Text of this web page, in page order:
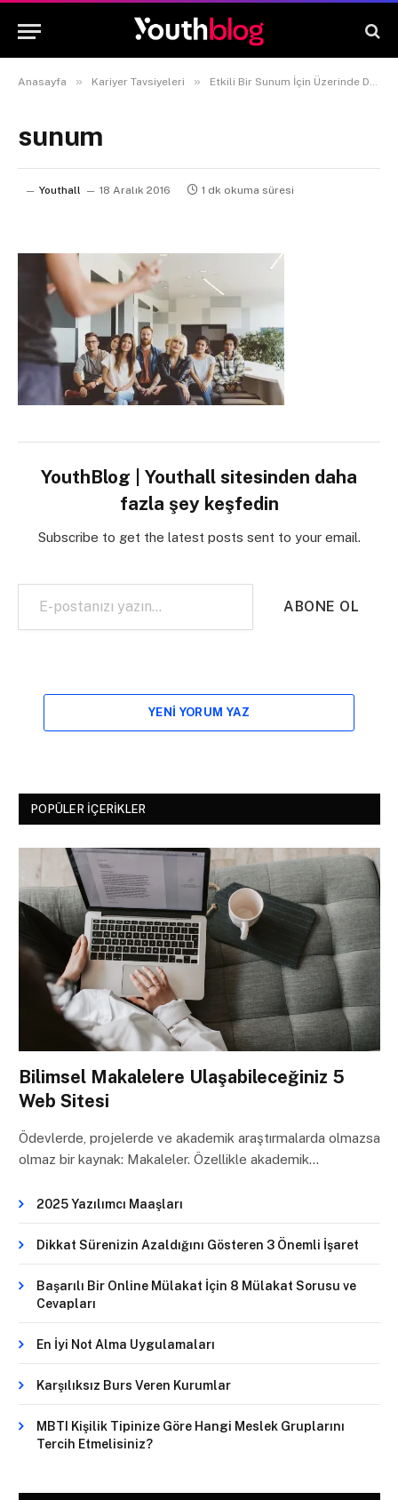
Anasayfa » Kariyer Tavsiyeleri » Etkili Bir Sunum İçin Üzerinde Durmanız Gereken 4 Ana Nokta
sunum
Youthall 18 Aralık 2016 1 dk okuma süresi
YouthBlog | Youthall sitesinden daha
fazla şey keşfedin
Subscribe to get the latest posts sent to your email.
E-postanızı yazın…
ABONE OL
YENI YORUM YAZ
POPÜLER İÇERIKLER
Bilimsel Makalelere Ulaşabileceğiniz 5
Web Sitesi
Ödevlerde, projelerde ve akademik araştırmalarda olmazsa
olmaz bir kaynak: Makaleler. Özellikle akademik…
2025 Yazılımcı Maaşları
Dikkat Sürenizin Azaldığını Gösteren 3 Önemli İşaret
Başarılı Bir Online Mülakat İçin 8 Mülakat Sorusu ve
Cevapları
En İyi Not Alma Uygulamaları
Karşılıksız Burs Veren Kurumlar
MBTI Kişilik Tipinize Göre Hangi Meslek Gruplarını
Tercih Etmelisiniz?